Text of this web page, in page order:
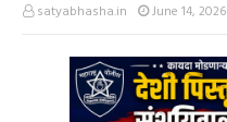
satyabhasha.in June 14, 2026